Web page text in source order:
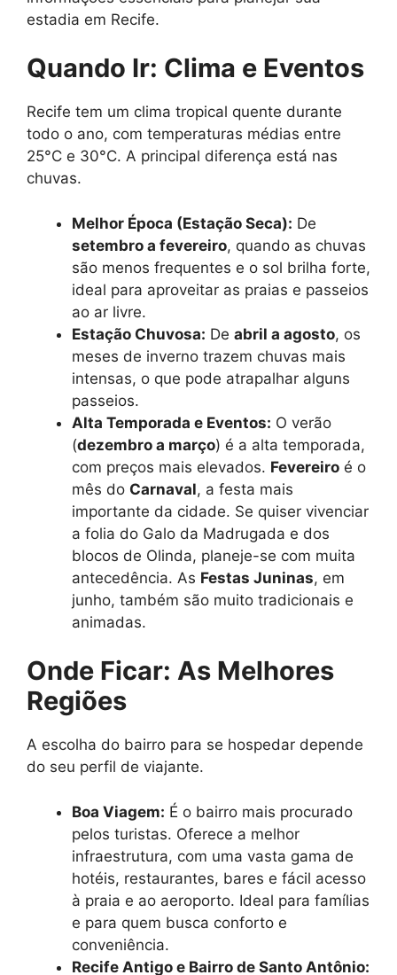
estadia em Recife.
Quando Ir: Clima e Eventos
Recife tem um clima tropical quente durante
todo o ano, com temperaturas médias entre
25°C e 30°C. A principal diferença está nas
chuvas.
Melhor Época (Estação Seca): De
setembro a fevereiro, quando as chuvas
são menos frequentes e o sol brilha forte,
ideal para aproveitar as praias e passeios
ao ar livre.
Estação Chuvosa: De abril a agosto, os
meses de inverno trazem chuvas mais
intensas, o que pode atrapalhar alguns
passeios.
Alta Temporada e Eventos: O verão
(dezembro a março) é a alta temporada,
com preços mais elevados. Fevereiro é o
mês do Carnaval, a festa mais
importante da cidade. Se quiser vivenciar
a folia do Galo da Madrugada e dos
blocos de Olinda, planeje-se com muita
antecedência. As Festas Juninas, em
junho, também são muito tradicionais e
animadas.
Onde Ficar: As Melhores
Regiões
A escolha do bairro para se hospedar depende
do seu perfil de viajante.
Boa Viagem: É o bairro mais procurado
pelos turistas. Oferece a melhor
infraestrutura, com uma vasta gama de
hotéis, restaurantes, bares e fácil acesso
à praia e ao aeroporto. Ideal para famílias
e para quem busca conforto e
conveniência.
Recife Antigo e Bairro de Santo Antônio: